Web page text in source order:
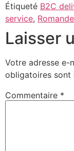
Étiqueté B2C
service,
Laisser
Votre adresse e-
obligatoires sont
Commentaire *